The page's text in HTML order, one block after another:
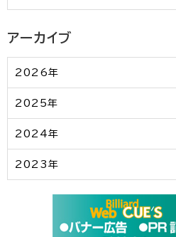
アーカイブ
2026年
2025年
2024年
2023年